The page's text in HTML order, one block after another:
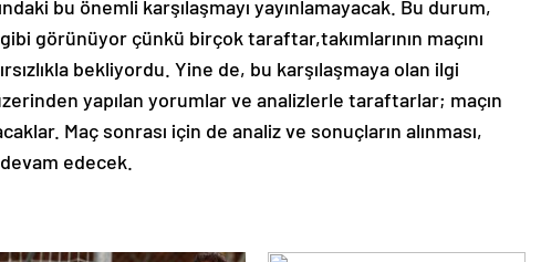
bu önemli karşılaşmayı yayınlamayacak. Bu durum,
görünüyor çünkü birçok taraftar,takımlarının maçını
bekliyordu. Yine de, bu karşılaşmaya olan ilgi
yapılan yorumlar ve analizlerle taraftarlar; maçın
Maç sonrası için de analiz ve sonuçların alınması,
edecek.